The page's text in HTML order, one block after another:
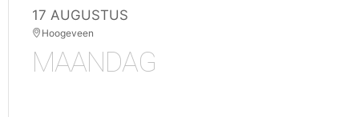
17 AUGUSTUS
Hoogeveen
MAANDAG